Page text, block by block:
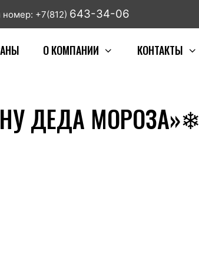
+7(812) 643-34-06
О КОМПАНИИ КОНТАКТЫ
ДЕДА МОРОЗА»❄